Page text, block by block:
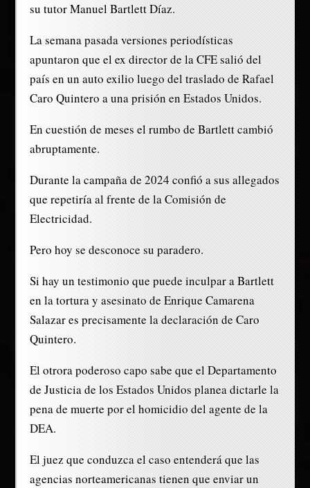
su tutor Manuel Bartlett Díaz.
La semana pasada versiones periodísticas
apuntaron que el ex director de la CFE salió del
país en un auto exilio luego del traslado de Rafael
Caro Quintero a una prisión en Estados Unidos.
En cuestión de meses el rumbo de Bartlett cambió
abruptamente.
Durante la campaña de 2024 confió a sus allegados
que repetiría al frente de la Comisión de
Electricidad.
Pero hoy se desconoce su paradero.
Si hay un testimonio que puede inculpar a Bartlett
en la tortura y asesinato de Enrique Camarena
Salazar es precisamente la declaración de Caro
Quintero.
El otrora poderoso capo sabe que el Departamento
de Justicia de los Estados Unidos planea dictarle la
pena de muerte por el homicidio del agente de la
DEA.
El juez que conduzca el caso entenderá que las
agencias norteamericanas tienen que enviar un